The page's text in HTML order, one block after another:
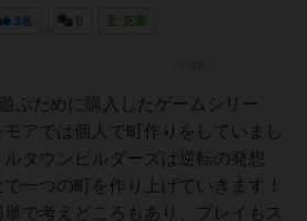
3名 充実
ぶために購入したゲームシリー
モアでは個人で町作りをしていまし
ルタウンビルダーズは逆転の発想
一つの町を作り上げていきます！
単で考えどころもあり、プレイもス